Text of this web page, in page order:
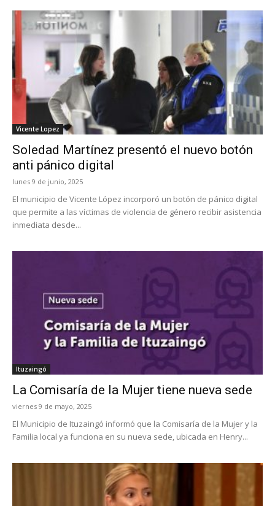
Vicente Lopez
Soledad Martínez presentó el nuevo botón
anti pánico digital
lunes 9 de junio, 2025
El municipio de Vicente López incorporó un botón de pánico digital
que permite a las víctimas de violencia de género recibir asistencia
inmediata desde...
Ituzaingó
La Comisaría de la Mujer tiene nueva sede
viernes 9 de mayo, 2025
El Municipio de Ituzaingó informó que la Comisaría de la Mujer y la
Familia local ya funciona en su nueva sede, ubicada en Henry...